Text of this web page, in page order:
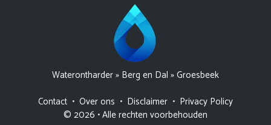
Waterontharder» Berg en Dal »Groesbeek
Contact • Over ons • Disclaimer • Privacy Policy
© 2026 • Alle rechten voorbehouden